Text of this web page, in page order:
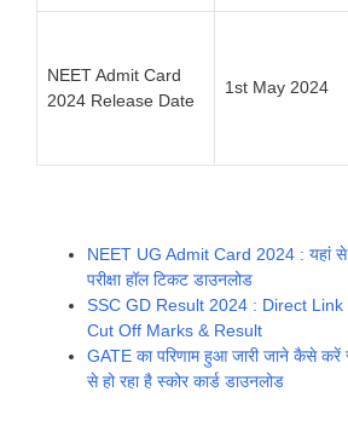
NEET Admit Card
2024 Release Date
1st May 2024
NEET UG Admit Card 2024 : यहां से
परीक्षा हॉल टिकट डाउनलोड
SSC GD Result 2024 : Direct
Cut Off Marks & Result
GATE का परिणाम हुआ जारी जाने कैसे करें
से हो रहा है स्कोर कार्ड डाउनलोड